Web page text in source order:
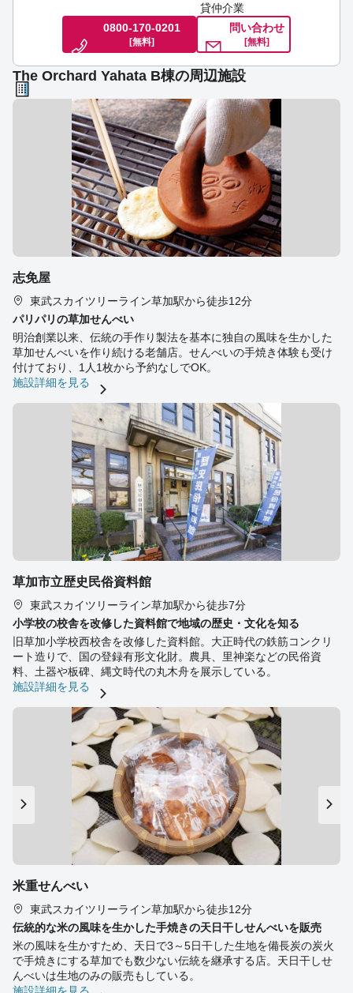
貸仲介業
0800-170-0201
[無料]
問い合わせ
[無料]
The Orchard Yahata B棟の周辺施設
志免屋
東武スカイツリーライン草加駅から徒歩12分
パリパリの草加せんべい
明治創業以来、伝統の手作り製法を基本に独自の風味を生かした
草加せんべいを作り続ける老舗店。せんべいの手焼き体験も受け
付けており、1人1枚から予約なしでOK。
施設詳細を見る
草加市立歴史民俗資料館
東武スカイツリーライン草加駅から徒歩7分
小学校の校舎を改修した資料館で地域の歴史・文化を知る
旧草加小学校西校舎を改修した資料館。大正時代の鉄筋コンクリ
ート造りで、国の登録有形文化財。農具、里神楽などの民俗資
料、土器や板碑、縄文時代の丸木舟を展示している。
施設詳細を見る
米重せんべい
東武スカイツリーライン草加駅から徒歩12分
伝統的な米の風味を生かした手焼きの天日干しせんべいを販売
米の風味を生かすため、天日で3～5日干した生地を備長炭の炭火
で手焼きにする草加でも数少ない伝統を継承する店。天日干しせ
んべいは生地のみの販売もしている。
施設詳細を見る